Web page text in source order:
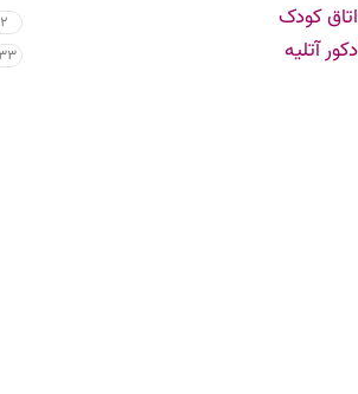
اتاق کودک 2
دکور آتلیه